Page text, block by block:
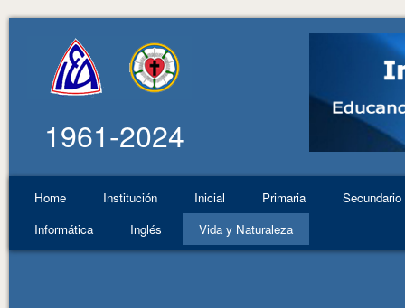
1961-2024
Home Institución Inicial Primaria
Secundario
Informática
Inglés Vida y Naturaleza